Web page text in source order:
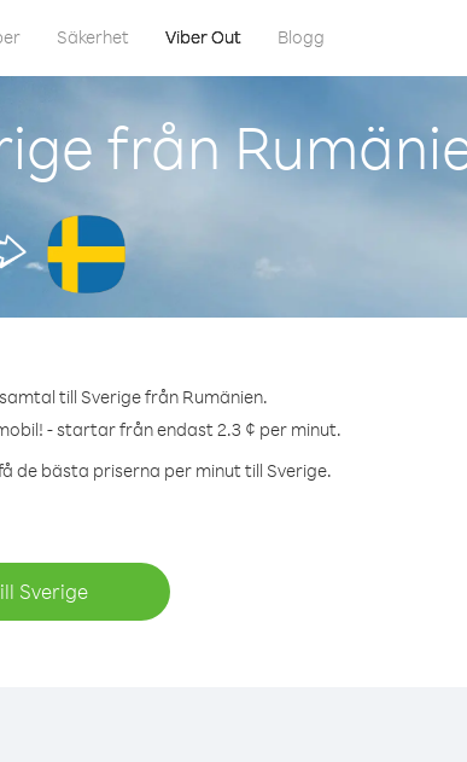
Säkerhet Viber Out Blogg
från
till Sverige från Rumänien.
- startar från endast 2.3 ¢ per minut.
de bästa priserna per minut till Sverige.
Sverige